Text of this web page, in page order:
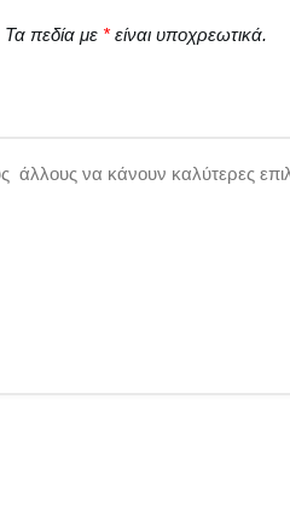
Τα πεδία με * είναι υποχρεωτικά.